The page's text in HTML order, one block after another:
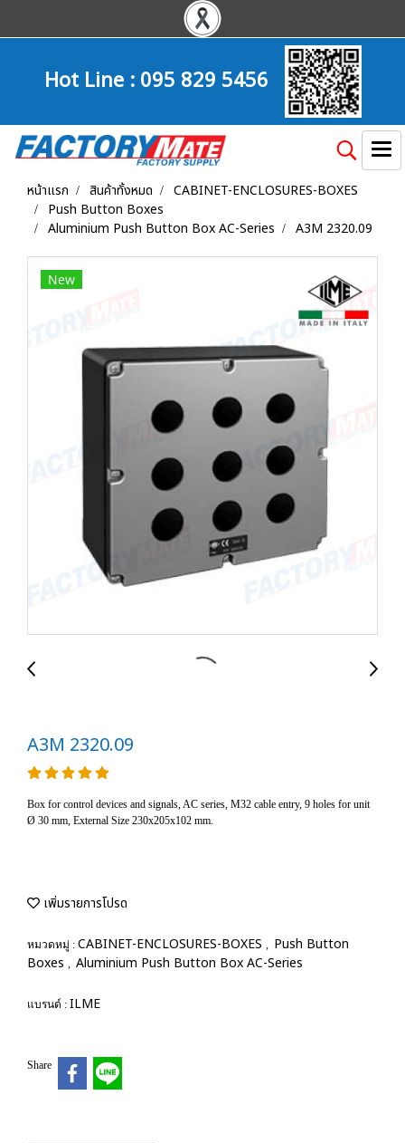
Hot Line :095 829 5456
หน้าแรก สินค้าทั้งหมด
CABINET-ENCLOSURES-BOXES
Push Button Boxes
Aluminium Push Button Box AC-Series
A3M 2320.09
New
A3M 2320.09
Box for control devices and signals, AC series, M32 cable entry, 9 holes for unit
Ø 30 mm, External Size 230x205x102 mm.
เพิ่มรายการโปรด
หมวดหมู่ : CABINET-ENCLOSURES-BOXES , Push Button
Boxes , Aluminium Push Button Box AC-Series
แบรนด์ : ILME
Share